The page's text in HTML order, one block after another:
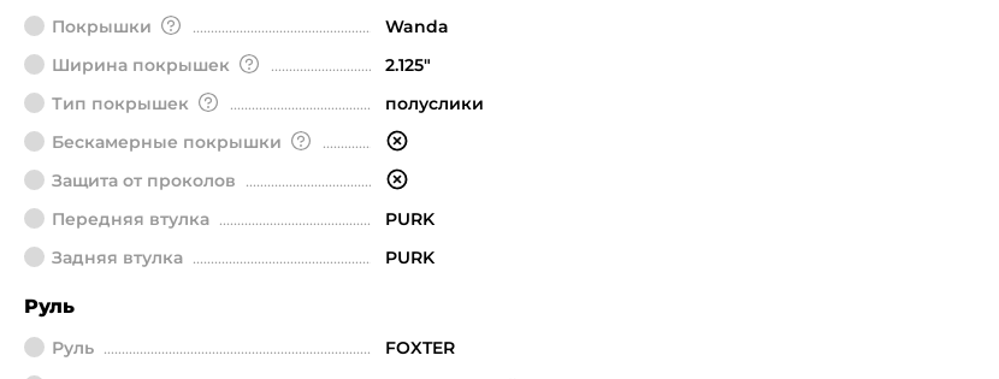
Покрышки
Wanda
Ширина покрышек
2.125"
Тип покрышек
полуслики
Бескамерные покрышки
Защита от проколов
Передняя втулка
PURK
Задняя втулка
PURK
Руль
Руль
FOXTER